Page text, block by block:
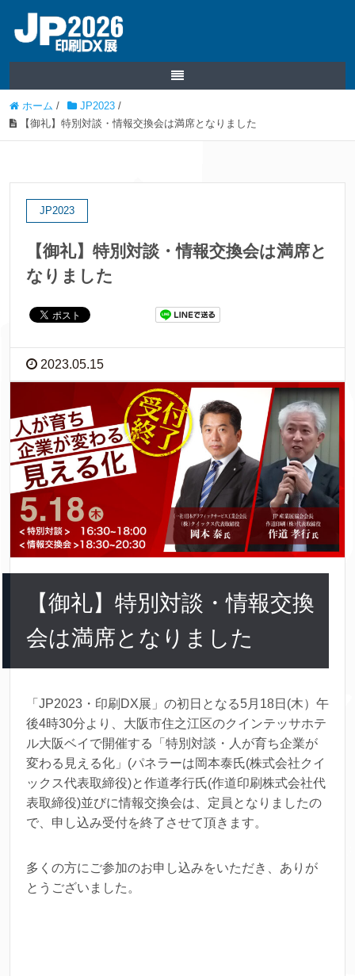
ホーム / JP2023 /
【御礼】特別対談・情報交換会は満席となりました
JP2023
【御礼】特別対談・情報交換会は満席と
なりました
2023.05.15
【御礼】特別対談・情報交換
会は満席となりました
「JP2023・印刷DX展」の初日となる5月18日(木）午
後4時30分より、大阪市住之江区のクインテッサホテ
ル大阪ベイで開催する「特別対談・人が育ち企業が
変わる見える化」(パネラーは岡本泰氏(株式会社クイ
ックス代表取締役)と作道孝行氏(作道印刷株式会社代
表取締役)並びに情報交換会は、定員となりましたの
で、申し込み受付を終了させて頂きます。
多くの方にご参加のお申し込みをいただき、ありが
とうございました。